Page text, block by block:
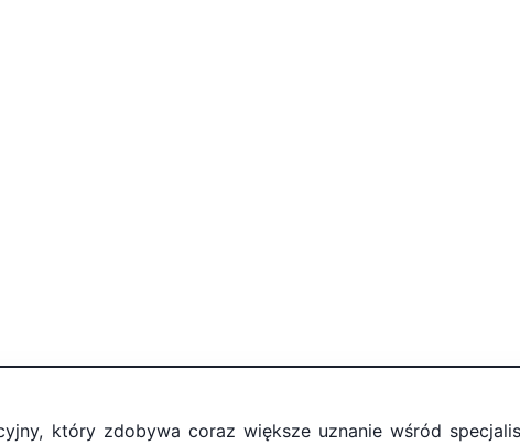
który zdobywa coraz większe uznanie wśród